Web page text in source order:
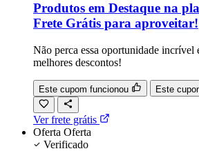
Produtos em Destaque na
Frete Grátis para aproveitar!
Não perca essa oportunidade incrível
melhores descontos!
Este cupom funcionou Este
Ver frete grátis
Oferta Oferta
Verificado